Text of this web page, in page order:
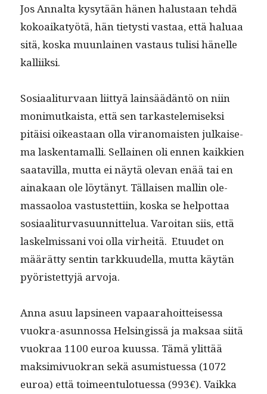
Jos Annal­ta kysytään hänen halus­taan tehdä
kokoaikatyötä, hän tietysti vas­taa, että halu­aa
sitä, kos­ka muun­lainen vas­taus tulisi hänelle
kalliiksi.
Sosi­aal­i­tur­vaan liit­tyä lain­säädän­tö on niin
mon­imutkaista, että sen tarkastelemisek­si
pitäisi oikeas­t­aan olla vira­nomais­ten julkaise­
ma lasken­ta­malli. Sel­l­ainen oli ennen kaikkien
saatavil­la, mut­ta ei näytä ole­van enää tai en
ainakaan ole löytänyt. Täl­laisen mallin ole­
mas­saoloa vas­tustet­ti­in, kos­ka se helpot­taa
sosi­aal­i­tur­va­su­un­nit­telua. Varoi­tan siis, että
laskelmis­sani voi olla virheitä. Etu­udet on
määrät­ty sentin tarkku­udel­la, mut­ta käytän
pyöris­tet­tyjä arvoja.
Anna asuu lapsi­neen vapaara­hoit­teises­sa
vuokra-asun­nos­sa Helsingis­sä ja mak­saa siitä
vuokraa 1100 euroa kuus­sa. Tämä ylit­tää
mak­simivuokran sekä asum­istues­sa (1072
euroa) että toimeen­tu­lotues­sa (993€). Vaik­ka